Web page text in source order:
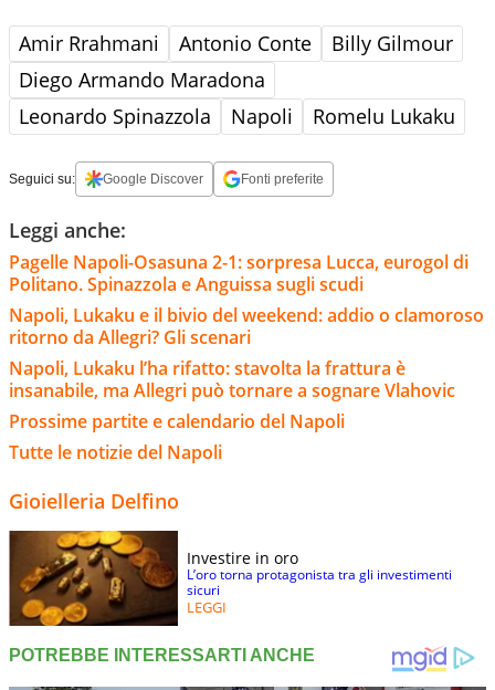
Amir Rrahmani Antonio Conte
Billy Gilmour
Diego Armando Maradona
Leonardo Spinazzola
Napoli Romelu Lukaku
Seguici su: Google Discover Fonti preferite
Leggi anche:
Pagelle Napoli-Osasuna 2-1: sorpresa Lucca, eurogol di
Politano. Spinazzola e Anguissa sugli scudi
Napoli, Lukaku e il bivio del weekend: addio o clamoroso
ritorno da Allegri? Gli scenari
Napoli, Lukaku l’ha rifatto: stavolta la frattura è
insanabile, ma Allegri può tornare a sognare Vlahovic
Prossime partite e calendario del Napoli
Tutte le notizie del Napoli
Gioielleria Delfino
Investire in oro
L’oro torna protagonista tra gli investimenti
sicuri
LEGGI